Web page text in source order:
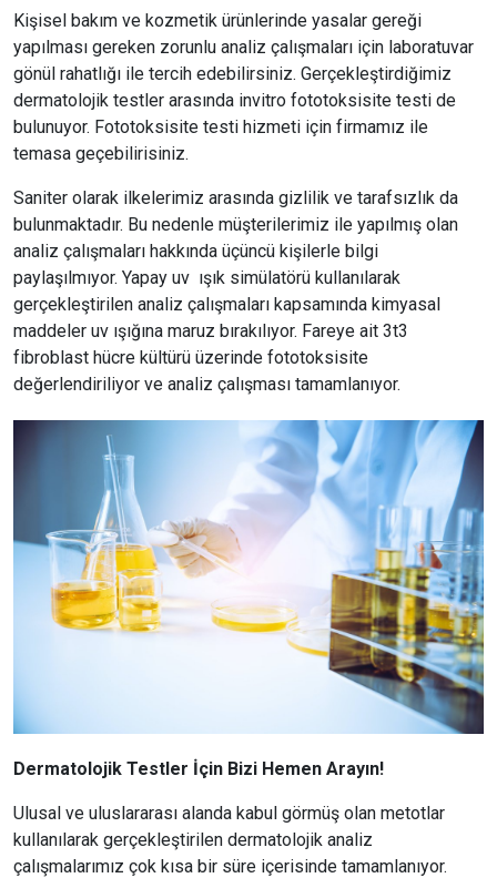
Kişisel bakım ve kozmetik ürünlerinde yasalar gereği
yapılması gereken zorunlu analiz çalışmaları için laboratuvar
gönül rahatlığı ile tercih edebilirsiniz. Gerçekleştirdiğimiz
dermatolojik testler arasında invitro fototoksisite testi de
bulunuyor. Fototoksisite testi hizmeti için firmamız ile
temasa geçebilirisiniz.
Saniter olarak ilkelerimiz arasında gizlilik ve tarafsızlık da
bulunmaktadır. Bu nedenle müşterilerimiz ile yapılmış olan
analiz çalışmaları hakkında üçüncü kişilerle bilgi
paylaşılmıyor. Yapay uv ışık simülatörü kullanılarak
gerçekleştirilen analiz çalışmaları kapsamında kimyasal
maddeler uv ışığına maruz bırakılıyor. Fareye ait 3t3
fibroblast hücre kültürü üzerinde fototoksisite
değerlendiriliyor ve analiz çalışması tamamlanıyor.
Dermatolojik Testler İçin Bizi Hemen Arayın!
Ulusal ve uluslararası alanda kabul görmüş olan metotlar
kullanılarak gerçekleştirilen dermatolojik analiz
çalışmalarımız çok kısa bir süre içerisinde tamamlanıyor.